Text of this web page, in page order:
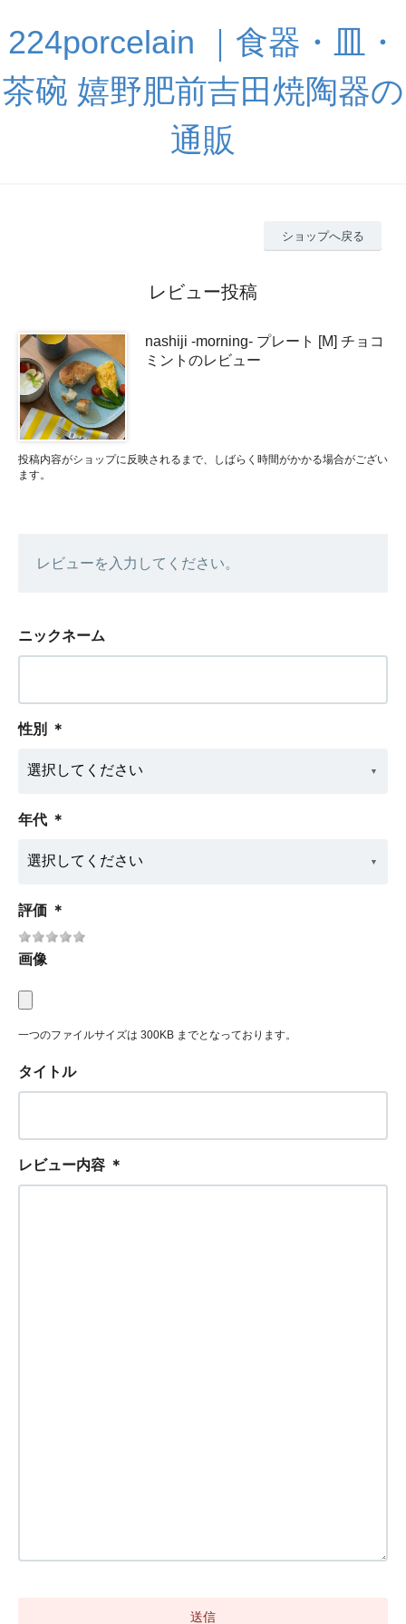
224porcelain ｜食器・皿・
茶碗 嬉野肥前吉田焼陶器の
通販
ショップへ戻る
レビュー投稿
nashiji -morning- プレート [M] チョコ
ミントのレビュー
投稿内容がショップに反映されるまで、しばらく時間がかかる場合がござい
ます。
レビューを入力してください。
ニックネーム
性別 ＊
年代 ＊
評価 ＊
画像
一つのファイルサイズは 300KB までとなっております。
タイトル
レビュー内容 ＊